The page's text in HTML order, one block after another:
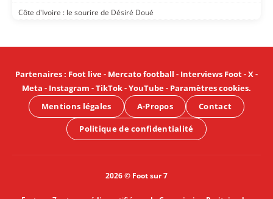
Côte d'Ivoire : le sourire de Désiré Doué
Partenaires: Foot live- Mercato football - Interviews Foot-X-
Meta - Instagram -TikTok-YouTube- Paramètres cookies.
Mentions légales
A-Propos Contact
Politique de confidentialité
2026 © Foot sur 7